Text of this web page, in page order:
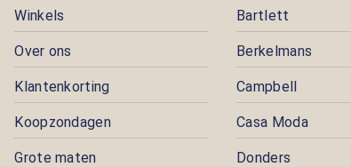
Winkels
Over ons
Klantenkorting
Koopzondagen
Grote maten
Bartlett
Berkelmans
Campbell
Casa Moda
Donders